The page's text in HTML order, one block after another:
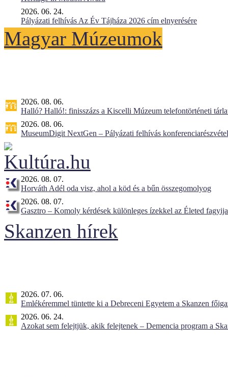
2026. 06. 24.
Pályázati felhívás Az Év Tájháza 2026 cím elnyerésére
Magyar Múzeumok
2026. 08. 06.
Halló? Halló!: finisszázs a Kiscelli Múzeum telefontörténeti
2026. 08. 06.
MuseumDigit NextGen – Pályázati felhívás
2026. 08. 07.
Horváth Adél oda visz, ahol a köd és a bűn összegomolyog
2026. 08. 07.
Gasztro – Komoly kérdések különleges ízekkel az Életed
Skanzen hírek
2026. 07. 06.
Emlékéremmel tüntette ki a Debreceni Egyetem a Skanzen
2026. 06. 24.
Azokat sem felejtjük, akik felejtenek – Demencia program a